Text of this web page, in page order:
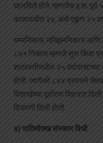
घालविले होते. म्हणजेच इ.स.
कालावधीत २४, असे एकूण २५
धम्मनिकाय, मज्झिमनिकाय आणि
८७१ निकाय म्हणजे सुत्त किंवा
श्रावस्तीमधील २५
होती. त्यापैकी ८४४ प्रवचने
विशाखेच्या पूर्वाराम विहारात
ठिकाणी दिली होती.
४) पातिमोक्ख संस्कार विधी